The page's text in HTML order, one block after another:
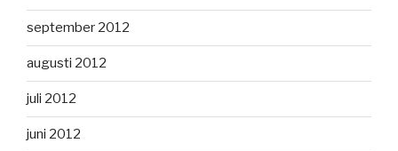
september 2012
augusti 2012
juli 2012
juni 2012